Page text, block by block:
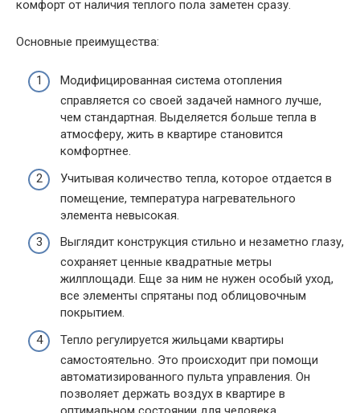
комфорт от наличия теплого пола заметен сразу.
Основные преимущества:
Модифицированная система отопления
справляется со своей задачей намного лучше,
чем стандартная. Выделяется больше тепла в
атмосферу, жить в квартире становится
комфортнее.
Учитывая количество тепла, которое отдается в
помещение, температура нагревательного
элемента невысокая.
Выглядит конструкция стильно и незаметно глазу,
сохраняет ценные квадратные метры
жилплощади. Еще за ним не нужен особый уход,
все элементы спрятаны под облицовочным
покрытием.
Тепло регулируется жильцами квартиры
самостоятельно. Это происходит при помощи
автоматизированного пульта управления. Он
позволяет держать воздух в квартире в